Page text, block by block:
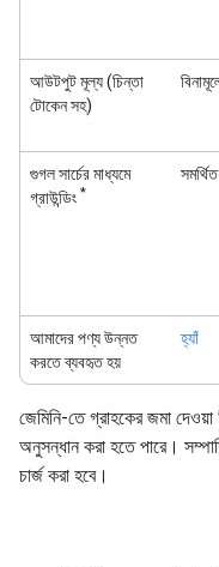
আউটপুট মূল্য (চিন্তা
টোকেন সহ)
গুগল সার্চের মাধ্যমে
গ্রাউন্ডিং *
সমর্থিত
আমাদের পণ্য উন্নত
করতে ব্যবহৃত হয়
হ্যাঁ
জেমিনি-তে গ্রাহকের জমা দেওয়া
অনুসন্ধান করা হতে পারে।
চার্জ করা হবে।